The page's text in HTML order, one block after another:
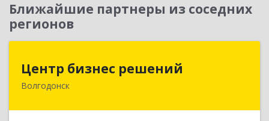
Ближайшие партнеры из соседних
регионов
Центр бизнес решений
Волгодонск
Центр бизнес решений
347375, Ростовская обл, Волгодонск г,